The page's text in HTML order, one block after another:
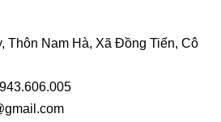
Thôn Nam Hà, Xã Đồng Tiến, Cô